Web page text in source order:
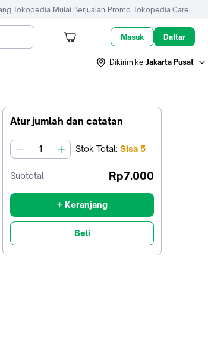
Tokopedia Mulai Berjualan Promo Tokopedia Care
Masuk Daftar
Dikirim ke Jakarta Pusat
Atur jumlah dan catatan
jumlah Stok Total: Sisa 5
Subtotal Rp7.000
+ Keranjang
Beli